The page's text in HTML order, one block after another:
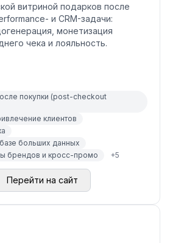
витриной подарков после
и CRM-задачи:
монетизация
чека и лояльность.
покупки (post-checkout
клиентов
больших данных
брендов и кросс-промо
+5
Перейти на сайт